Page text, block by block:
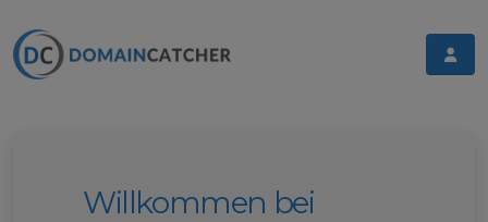
Willkommen bei